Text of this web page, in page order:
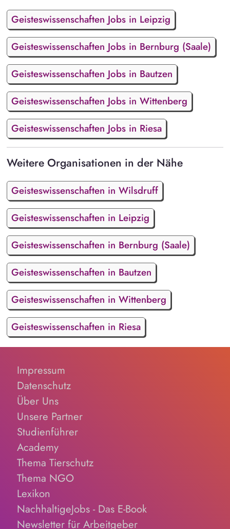
Geisteswissenschaften Jobs in Leipzig
Geisteswissenschaften Jobs in Bernburg (Saale)
Geisteswissenschaften Jobs in Bautzen
Geisteswissenschaften Jobs in Wittenberg
Geisteswissenschaften Jobs in Riesa
Weitere Organisationen in der Nähe
Geisteswissenschaften in Wilsdruff
Geisteswissenschaften in Leipzig
Geisteswissenschaften in Bernburg (Saale)
Geisteswissenschaften in Bautzen
Geisteswissenschaften in Wittenberg
Geisteswissenschaften in Riesa
Impressum
Datenschutz
Über Uns
Unsere Partner
Studienführer
Academy
Thema Tierschutz
Thema NGO
Lexikon
NachhaltigeJobs - Das E-Book
Newsletter für Arbeitgeber